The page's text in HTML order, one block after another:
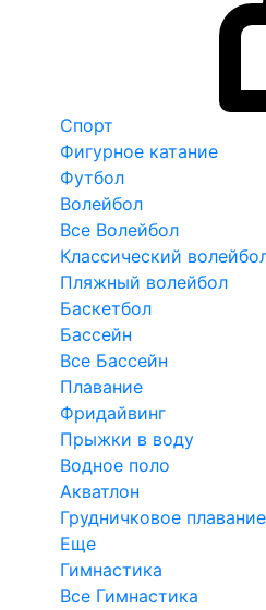
Спорт
Фигурное катание
Футбол
Волейбол
Все Волейбол
Классический
Пляжный волейбол
Баскетбол
Бассейн
Все Бассейн
Плавание
Фридайвинг
Прыжки в воду
Водное поло
Акватлон
Грудничковое плавание
Еще
Гимнастика
Все Гимнастика